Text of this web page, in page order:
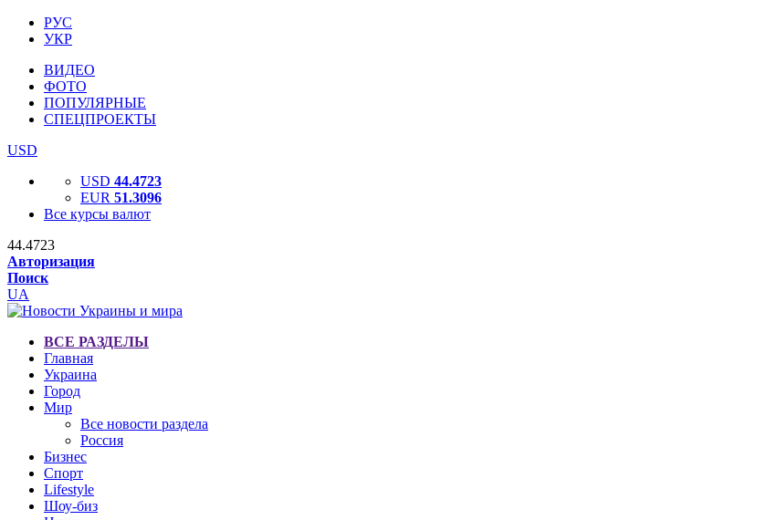
РУС
УКР
ВИДЕО
ФОТО
ПОПУЛЯРНЫЕ
СПЕЦПРОЕКТЫ
USD
USD 44.4723
EUR 51.3096
Все курсы валют
44.4723
Авторизация
Поиск
UA
ВСЕ РАЗДЕЛЫ
Главная
Украина
Город
Мир
Все новости раздела
Россия
Бизнес
Спорт
Lifestyle
Шоу-биз